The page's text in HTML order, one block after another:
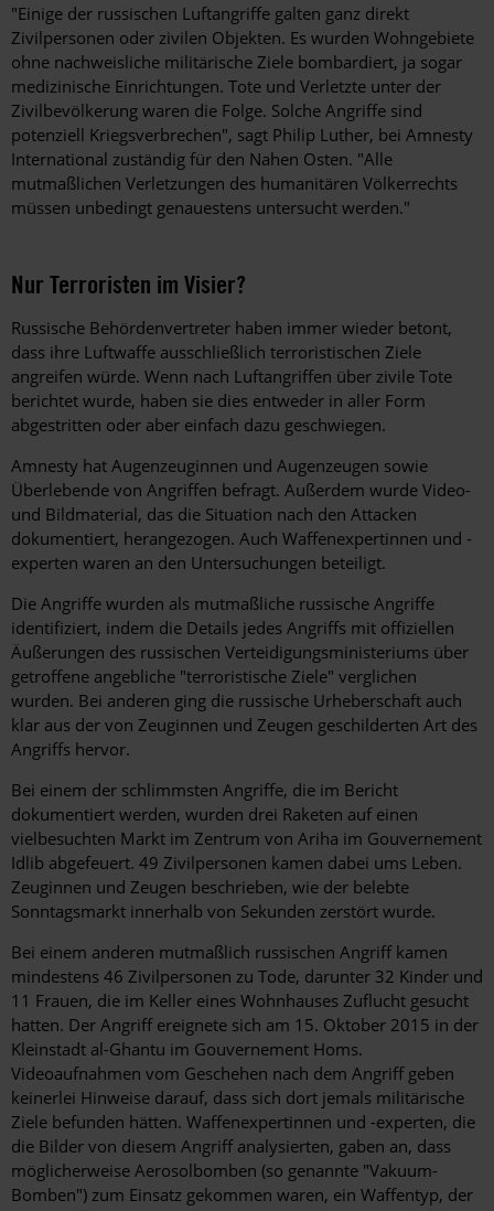
"Einige der russischen Luftangriffe galten ganz direkt
Zivilpersonen oder zivilen Objekten. Es wurden Wohngebiete
ohne nachweisliche militärische Ziele bombardiert, ja sogar
medizinische Einrichtungen. Tote und Verletzte unter der
Zivilbevölkerung waren die Folge. Solche Angriffe sind
potenziell Kriegsverbrechen", sagt Philip Luther, bei Amnesty
International zuständig für den Nahen Osten. "Alle
mutmaßlichen Verletzungen des humanitären Völkerrechts
müssen unbedingt genauestens untersucht werden."
Nur Terroristen im Visier?
Russische Behördenvertreter haben immer wieder betont,
dass ihre Luftwaffe ausschließlich terroristischen Ziele
angreifen würde. Wenn nach Luftangriffen über zivile Tote
berichtet wurde, haben sie dies entweder in aller Form
abgestritten oder aber einfach dazu geschwiegen.
Amnesty hat Augenzeuginnen und Augenzeugen sowie
Überlebende von Angriffen befragt. Außerdem wurde Video-
und Bildmaterial, das die Situation nach den Attacken
dokumentiert, herangezogen. Auch Waffenexpertinnen und -
experten waren an den Untersuchungen beteiligt.
Die Angriffe wurden als mutmaßliche russische Angriffe
identifiziert, indem die Details jedes Angriffs mit offiziellen
Äußerungen des russischen Verteidigungsministeriums über
getroffene angebliche "terroristische Ziele" verglichen
wurden. Bei anderen ging die russische Urheberschaft auch
klar aus der von Zeuginnen und Zeugen geschilderten Art des
Angriffs hervor.
Bei einem der schlimmsten Angriffe, die im Bericht
dokumentiert werden, wurden drei Raketen auf einen
vielbesuchten Markt im Zentrum von Ariha im Gouvernement
Idlib abgefeuert. 49 Zivilpersonen kamen dabei ums Leben.
Zeuginnen und Zeugen beschrieben, wie der belebte
Sonntagsmarkt innerhalb von Sekunden zerstört wurde.
Bei einem anderen mutmaßlich russischen Angriff kamen
mindestens 46 Zivilpersonen zu Tode, darunter 32 Kinder und
11 Frauen, die im Keller eines Wohnhauses Zuflucht gesucht
hatten. Der Angriff ereignete sich am 15. Oktober 2015 in der
Kleinstadt al-Ghantu im Gouvernement Homs.
Videoaufnahmen vom Geschehen nach dem Angriff geben
keinerlei Hinweise darauf, dass sich dort jemals militärische
Ziele befunden hätten. Waffenexpertinnen und -experten, die
die Bilder von diesem Angriff analysierten, gaben an, dass
möglicherweise Aerosolbomben (so genannte "Vakuum-
Bomben") zum Einsatz gekommen waren, ein Waffentyp, der